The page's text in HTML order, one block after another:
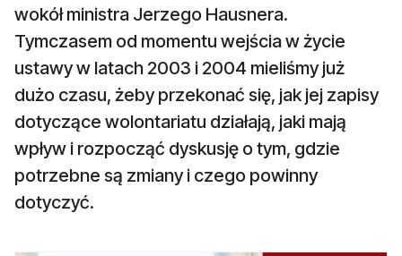
wokół ministra Jerzego Hausnera.
Tymczasem od momentu wejścia w życie
ustawy w latach 2003 i 2004 mieliśmy już
dużo czasu, żeby przekonać się, jak jej zapisy
dotyczące wolontariatu działają, jaki mają
wpływ i rozpocząć dyskusję o tym, gdzie
potrzebne są zmiany i czego powinny
dotyczyć.